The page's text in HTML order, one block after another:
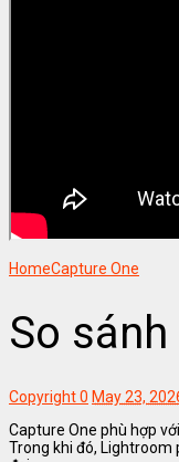
HomeCapture One
So
Copyright0 May 23,
Capture One phù hợp
Trong khi đó, Lightroom